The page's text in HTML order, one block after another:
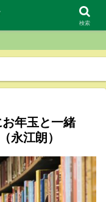
お年玉と一緒
永江朗）
検索